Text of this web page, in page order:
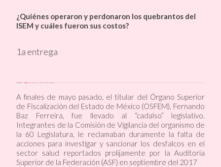
¿Quiénes operaron y perdonaron los quebrantos del
ISEM y cuáles fueron sus costos?
1a entrega
A finales de mayo pasado, el titular del Órgano Superior
de Fiscalización del Estado de México (OSFEM), Fernando
Baz Ferreira, fue llevado al “cadalso” legislativo.
Integrantes de la Comisión de Vigilancia del organismo de
la 60 Legislatura, le reclamaban duramente la falta de
acciones para investigar y sancionar los desfalcos en el
sector salud reportados prolijamente por la Auditoria
Superior de la Federación (ASF) en septiembre del 2017